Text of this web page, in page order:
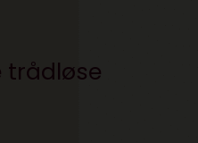
trådløse